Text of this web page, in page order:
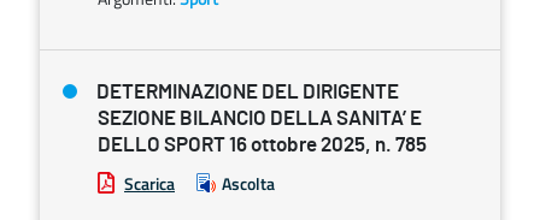
DETERMINAZIONE DEL DIRIGENTE
SEZIONE BILANCIO DELLA SANITA’ E
DELLO SPORT 16 ottobre 2025, n. 785
Scarica Ascolta